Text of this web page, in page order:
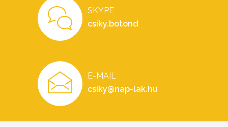
SKYPE
csiky.botond
E-MAIL
csiky@nap-lak.hu